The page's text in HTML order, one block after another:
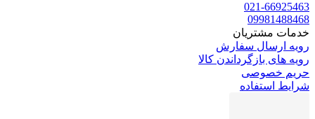
021-66925463
09981488468
خدمات مشتریان
رویه ارسال سفارش
رویه های بازگرداندن کالا
حریم خصوصی
شرایط استفاده